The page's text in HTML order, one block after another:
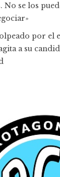
No se los
por el
a su